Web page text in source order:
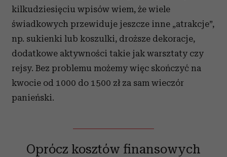
kilkudziesięciu wpisów wiem, że wiele
świadkowych przewiduje jeszcze inne „atrakcje”,
np. sukienki lub koszulki, droższe dekoracje,
dodatkowe aktywności takie jak warsztaty czy
rejsy. Bez problemu możemy więc skończyć na
kwocie od 1000 do 1500 zł za sam wieczór
panieński.
Oprócz kosztów finansowych